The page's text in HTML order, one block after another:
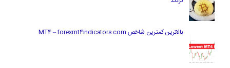
بالاترین کمترین شاخص MT4 – forexmt4indicators.com